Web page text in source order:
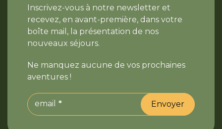
Inscrivez-vous à notre newsletter et
recevez, en avant-première, dans votre
boîte mail, la présentation de nos
nouveaux séjours.
Ne manquez aucune de vos prochaines
aventures !
email Envoyer